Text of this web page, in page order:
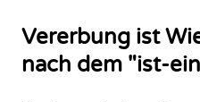
Vererbung ist
nach dem "ist-